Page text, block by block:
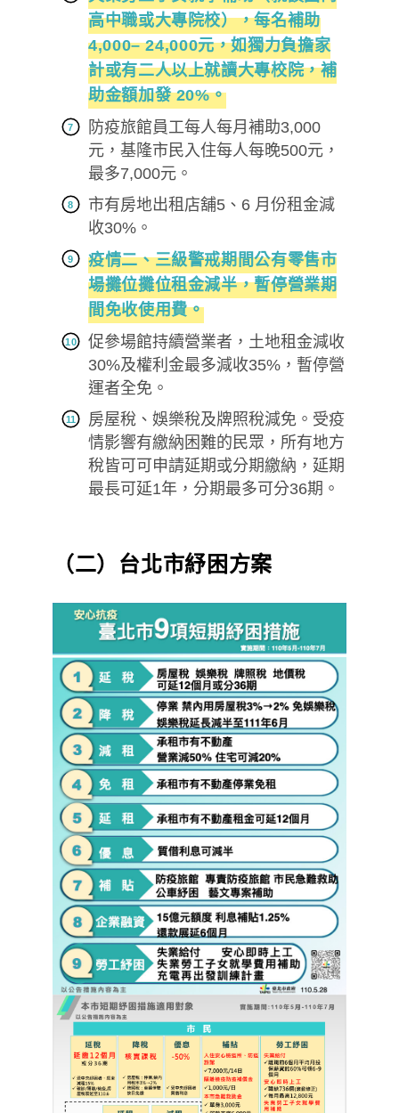
高中職或大專院校），每名補助
4,000– 24,000元，如獨力負擔家
計或有二人以上就讀大專校院，補
助金額加發 20%。
防疫旅館員工每人每月補助3,000
元，基隆市民入住每人每晚500元，
最多7,000元。
市有房地出租店舖5、6 月份租金減
收30%。
疫情二、三級警戒期間公有零售市
場攤位攤位租金減半，暫停營業期
間免收使用費。
促參場館持續營業者，土地租金減收
30%及權利金最多減收35%，暫停營
運者全免。
房屋稅、娛樂稅及牌照稅減免。受疫
情影響有繳納困難的民眾，所有地方
稅皆可可申請延期或分期繳納，延期
最長可延1年，分期最多可分36期。
（二）台北市紓困方案